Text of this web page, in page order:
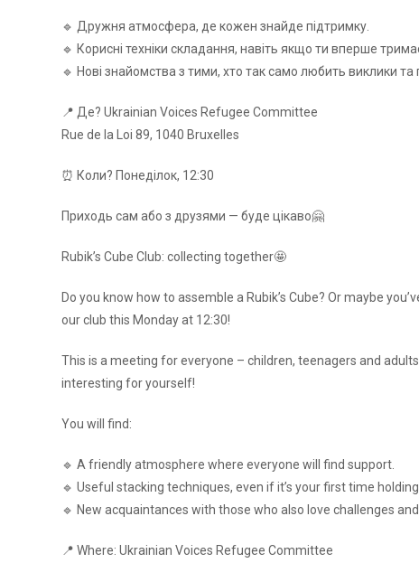
🔹 Дружня атмосфера, де кожен знайде підтримку.
🔹 Корисні техніки складання, навіть якщо ти вперше
🔹 Нові знайомства з тими, хто так само любить виклики та
📍 Де? Ukrainian Voices Refugee Committee
Rue de la Loi 89, 1040 Bruxelles
⏰ Коли? Понеділок, 12:30
Приходь сам або з друзями — буде цікаво🤗
Rubik’s Cube Club: collecting together🤩
Do you know how to assemble a Rubik’s Cube? Or maybe
our club this Monday at 12:30!
This is a meeting for everyone – children, teenagers and
interesting for yourself!
You will find:
🔹 A friendly atmosphere where everyone will find support.
🔹 Useful stacking techniques, even if it’s your first time
🔹 New acquaintances with those who also love challenges
📍 Where: Ukrainian Voices Refugee Committee